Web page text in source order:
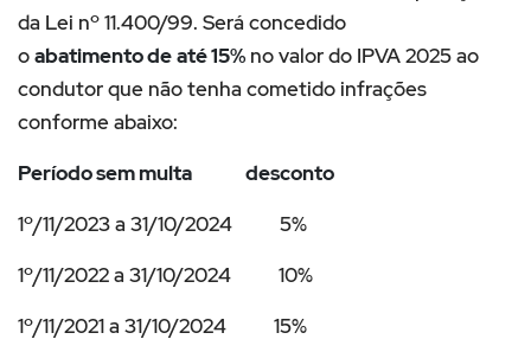
da Lei nº 11.400/99. Será concedido
oabatimento deaté 15% no valor do IPVA 2025 ao
condutor que não tenha cometido infrações
conforme abaixo:
Período sem multa desconto
1º/11/2023 a 31/10/2024 5%
1º/11/2022 a 31/10/2024 10%
1º/11/2021 a 31/10/2024 15%